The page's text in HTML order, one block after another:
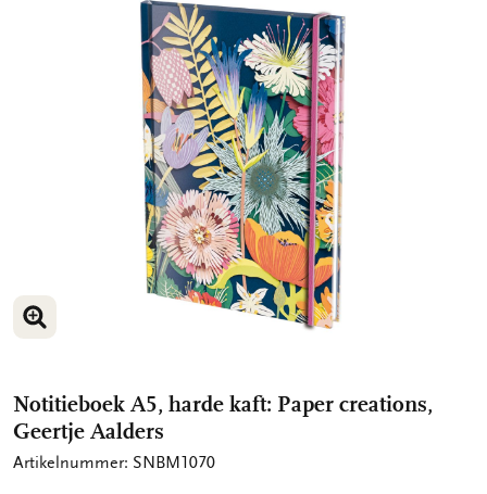
VERGROOT AFBEELDING
Notitieboek A5, harde kaft: Paper creations,
Geertje Aalders
Artikelnummer: SNBM1070